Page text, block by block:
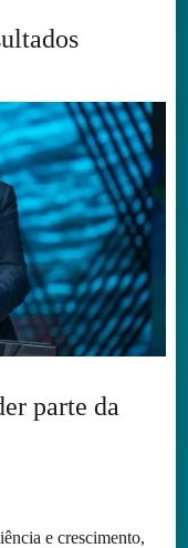
parte da
e crescimento,